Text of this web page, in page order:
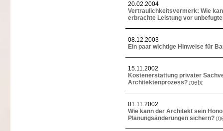
20.02.2004
Vertraulichkeitsvermerk: Wie
erbrachte Leistung vor
08.12.2003
Ein paar wichtige Hinweise für
15.11.2002
Kostenerstattung privater
Architektenprozess? mehr
01.11.2002
Wie kann der Architekt sein
Planungsänderungen sichern?